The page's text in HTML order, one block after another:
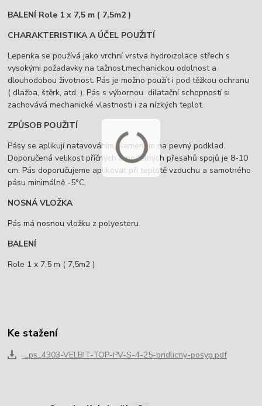
BALENÍ Role 1 x 7,5 m ( 7,5m2 )
CHARAKTERISTIKA A ÚČEL POUŽITÍ
Lepenka se používá jako vrchní vrstva hydroizolace střech s
vysokými požadavky na tažnost,mechanickou odolnost a
dlouhodobou životnost. Pás je možno použít i pod těžkou ochranu
( dlažba, štěrk, atd. ). Pás s výbornou dilatační schopností si
zachovává mechanické vlastnosti i za nízkých teplot.
ZPŮSOB POUŽITÍ
Pásy se aplikují natavováním plamenem na pevný podklad.
Doporučená velikost příčných a podélných přesahů spojů je 8-10
cm. Pás doporučujeme aplikovat při teplotě vzduchu a samotného
pásu minimálně -5°C.
NOSNÁ VLOŽKA
Pás má nosnou vložku z polyesteru.
BALENÍ
Role 1 x 7,5 m ( 7,5m2 )
Ke stažení
_ps_4303-VELBIT-TOP-PV-S-4-25-bridlicny-posyp.pdf